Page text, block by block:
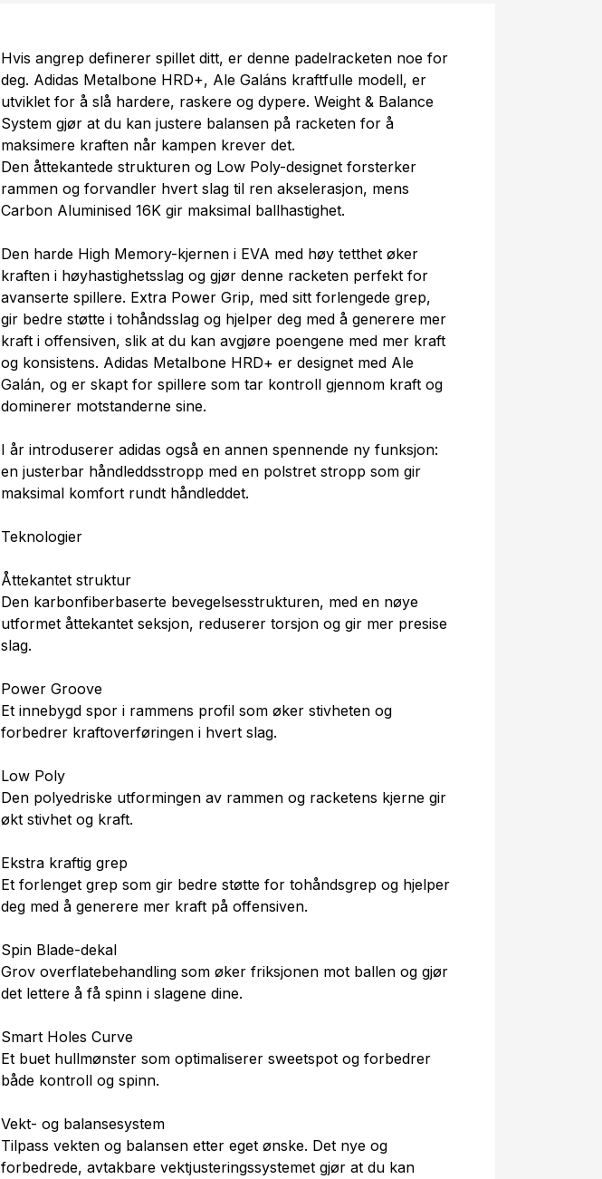
Hvis angrep definerer spillet ditt, er denne padelracketen noe for
deg. Adidas Metalbone HRD+, Ale Galáns kraftfulle modell, er
utviklet for å slå hardere, raskere og dypere. Weight & Balance
System gjør at du kan justere balansen på racketen for å
maksimere kraften når kampen krever det.
Den åttekantede strukturen og Low Poly-designet forsterker
rammen og forvandler hvert slag til ren akselerasjon, mens
Carbon Aluminised 16K gir maksimal ballhastighet.
Den harde High Memory-kjernen i EVA med høy tetthet øker
kraften i høyhastighetsslag og gjør denne racketen perfekt for
avanserte spillere. Extra Power Grip, med sitt forlengede grep,
gir bedre støtte i tohåndsslag og hjelper deg med å generere mer
kraft i offensiven, slik at du kan avgjøre poengene med mer kraft
og konsistens. Adidas Metalbone HRD+ er designet med Ale
Galán, og er skapt for spillere som tar kontroll gjennom kraft og
dominerer motstanderne sine.
I år introduserer adidas også en annen spennende ny funksjon:
en justerbar håndleddsstropp med en polstret stropp som gir
maksimal komfort rundt håndleddet.
Teknologier
Åttekantet struktur
Den karbonfiberbaserte bevegelsesstrukturen, med en nøye
utformet åttekantet seksjon, reduserer torsjon og gir mer presise
slag.
Power Groove
Et innebygd spor i rammens profil som øker stivheten og
forbedrer kraftoverføringen i hvert slag.
Low Poly
Den polyedriske utformingen av rammen og racketens kjerne gir
økt stivhet og kraft.
Ekstra kraftig grep
Et forlenget grep som gir bedre støtte for tohåndsgrep og hjelper
deg med å generere mer kraft på offensiven.
Spin Blade-dekal
Grov overflatebehandling som øker friksjonen mot ballen og gjør
det lettere å få spinn i slagene dine.
Smart Holes Curve
Et buet hullmønster som optimaliserer sweetspot og forbedrer
både kontroll og spinn.
Vekt- og balansesystem
Tilpass vekten og balansen etter eget ønske. Det nye og
forbedrede, avtakbare vektjusteringssystemet gjør at du kan